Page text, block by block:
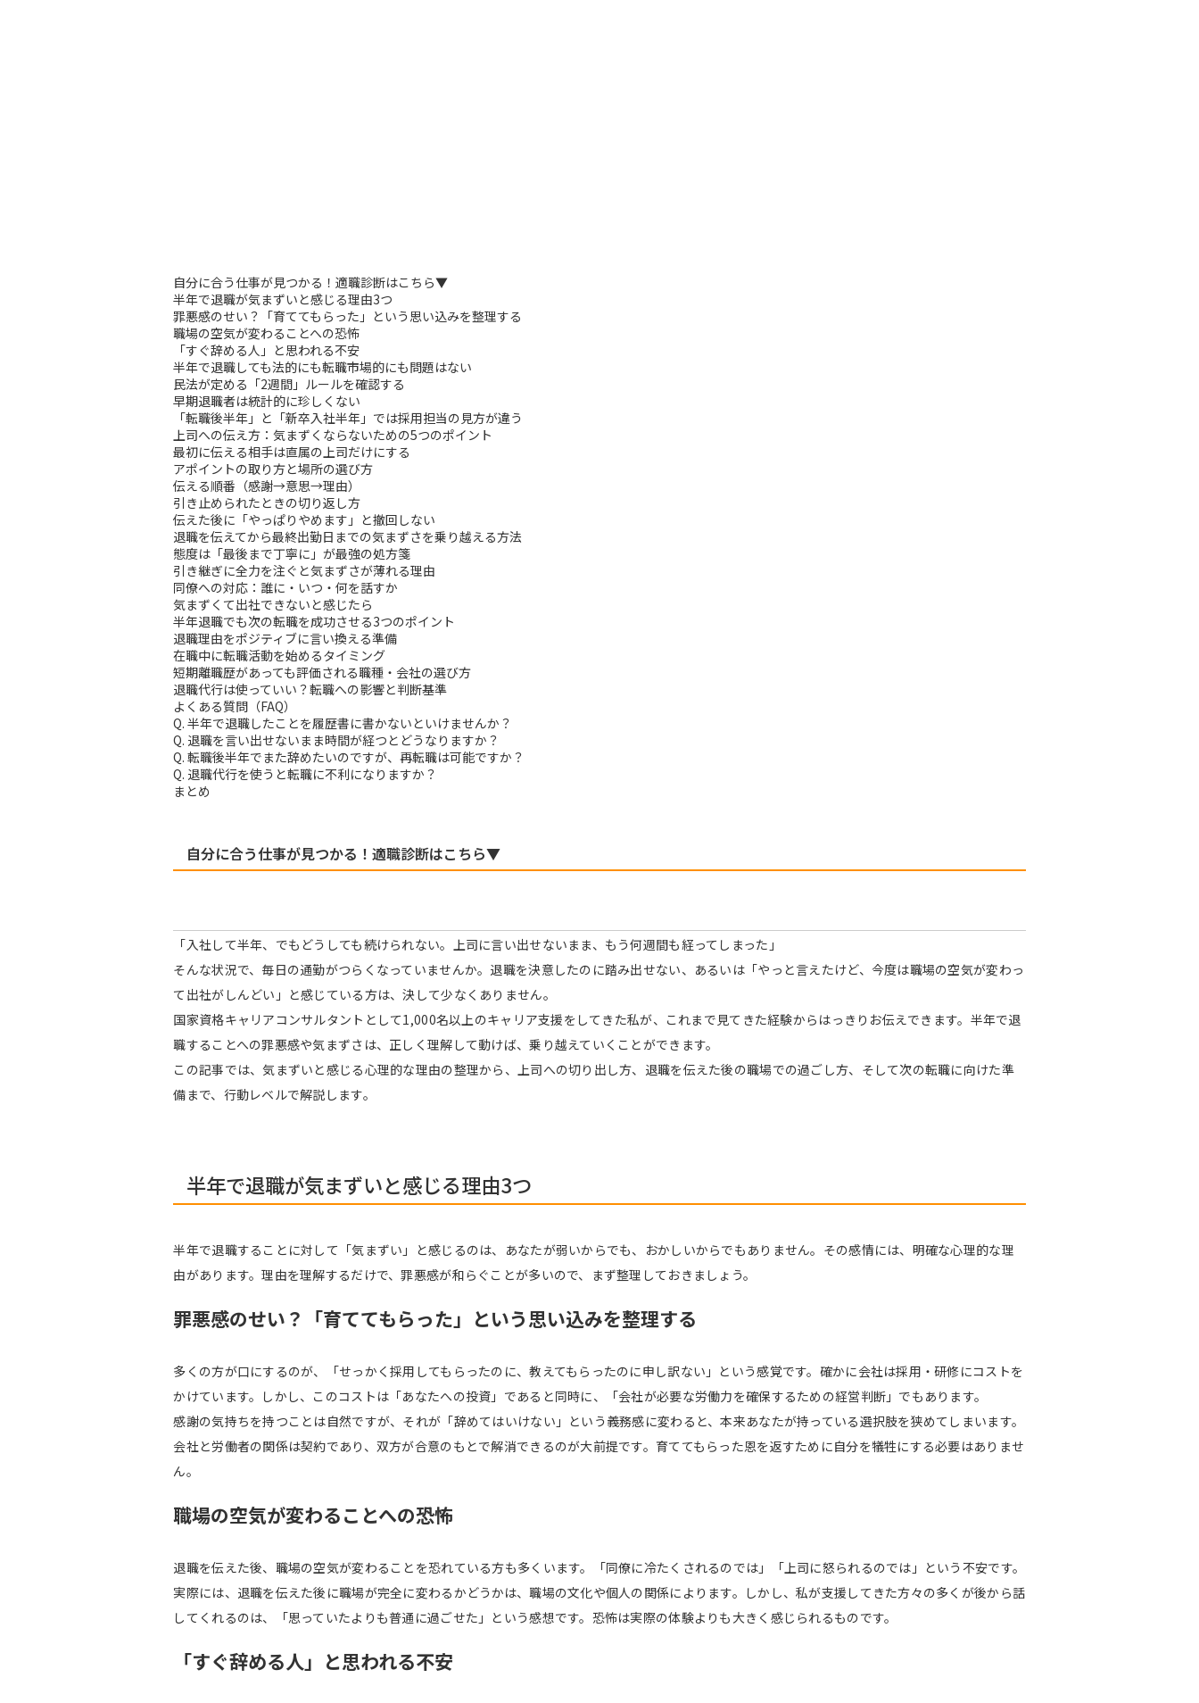
自分に合う仕事が見つかる！適職診断はこちら▼
半年で退職が気まずいと感じる理由3つ
罪悪感のせい？「育ててもらった」という思い込みを整理する
職場の空気が変わることへの恐怖
「すぐ辞める人」と思われる不安
半年で退職しても法的にも転職市場的にも問題はない
民法が定める「2週間」ルールを確認する
早期退職者は統計的に珍しくない
「転職後半年」と「新卒入社半年」では採用担当の見方が違う
上司への伝え方：気まずくならないための5つのポイント
最初に伝える相手は直属の上司だけにする
アポイントの取り方と場所の選び方
伝える順番（感謝→意思→理由）
引き止められたときの切り返し方
伝えた後に「やっぱりやめます」と撤回しない
退職を伝えてから最終出勤日までの気まずさを乗り越える方法
態度は「最後まで丁寧に」が最強の処方箋
引き継ぎに全力を注ぐと気まずさが薄れる理由
同僚への対応：誰に・いつ・何を話すか
気まずくて出社できないと感じたら
半年退職でも次の転職を成功させる3つのポイント
退職理由をポジティブに言い換える準備
在職中に転職活動を始めるタイミング
短期離職歴があっても評価される職種・会社の選び方
退職代行は使っていい？転職への影響と判断基準
よくある質問（FAQ）
Q. 半年で退職したことを履歴書に書かないといけませんか？
Q. 退職を言い出せないまま時間が経つとどうなりますか？
Q. 転職後半年でまた辞めたいのですが、再転職は可能ですか？
Q. 退職代行を使うと転職に不利になりますか？
まとめ
自分に合う仕事が見つかる！適職診断はこちら▼
「入社して半年、でもどうしても続けられない。上司に言い出せないまま、もう何週間も経ってしまった」
そんな状況で、毎日の通勤がつらくなっていませんか。退職を決意したのに踏み出せない、あるいは「やっと言えたけど、今度は職場の空気が変わっ
て出社がしんどい」と感じている方は、決して少なくありません。
国家資格キャリアコンサルタントとして1,000名以上のキャリア支援をしてきた私が、これまで見てきた経験からはっきりお伝えできます。半年で退
職することへの罪悪感や気まずさは、正しく理解して動けば、乗り越えていくことができます。
この記事では、気まずいと感じる心理的な理由の整理から、上司への切り出し方、退職を伝えた後の職場での過ごし方、そして次の転職に向けた準
備まで、行動レベルで解説します。
半年で退職が気まずいと感じる理由3つ
半年で退職することに対して「気まずい」と感じるのは、あなたが弱いからでも、おかしいからでもありません。その感情には、明確な心理的な理
由があります。理由を理解するだけで、罪悪感が和らぐことが多いので、まず整理しておきましょう。
罪悪感のせい？「育ててもらった」という思い込みを整理する
多くの方が口にするのが、「せっかく採用してもらったのに、教えてもらったのに申し訳ない」という感覚です。確かに会社は採用・研修にコストを
かけています。しかし、このコストは「あなたへの投資」であると同時に、「会社が必要な労働力を確保するための経営判断」でもあります。
感謝の気持ちを持つことは自然ですが、それが「辞めてはいけない」という義務感に変わると、本来あなたが持っている選択肢を狭めてしまいます。
会社と労働者の関係は契約であり、双方が合意のもとで解消できるのが大前提です。育ててもらった恩を返すために自分を犠牲にする必要はありませ
ん。
職場の空気が変わることへの恐怖
退職を伝えた後、職場の空気が変わることを恐れている方も多くいます。「同僚に冷たくされるのでは」「上司に怒られるのでは」という不安です。
実際には、退職を伝えた後に職場が完全に変わるかどうかは、職場の文化や個人の関係によります。しかし、私が支援してきた方々の多くが後から話
してくれるのは、「思っていたよりも普通に過ごせた」という感想です。恐怖は実際の体験よりも大きく感じられるものです。
「すぐ辞める人」と思われる不安